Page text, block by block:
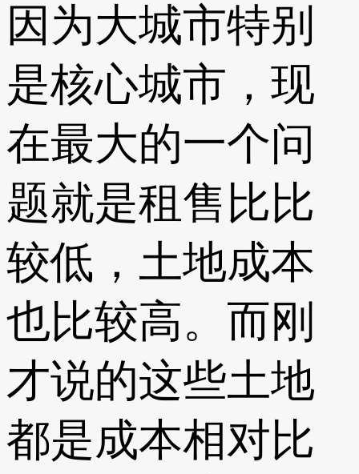
因为大城市特别
是核心城市，现
在最大的一个问
题就是租售比比
较低，土地成本
也比较高。而刚
才说的这些土地
都是成本相对比